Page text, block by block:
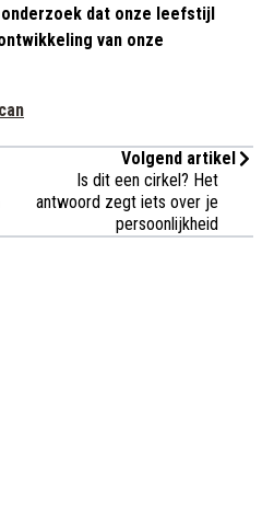
dat onze leefstijl
van onze
Volgend artikel
Is dit een cirkel? Het
antwoord zegt iets over je
persoonlijkheid